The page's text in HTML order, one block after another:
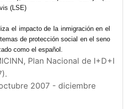
(LSE)
el impacto de la inmigración en el
de protección social en el seno
como el español.
Plan Nacional de I+D+I
2007 - diciembre